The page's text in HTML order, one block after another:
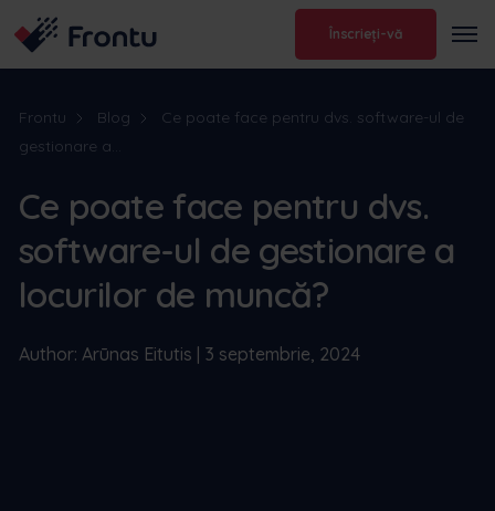
Înscrieți-vă
Frontu Blog
Ce poate face pentru dvs. software-ul de
gestionare a...
Ce poate face pentru dvs.
software-ul de gestionare a
locurilor de muncă?
Author: Arūnas Eitutis | 3 septembrie, 2024